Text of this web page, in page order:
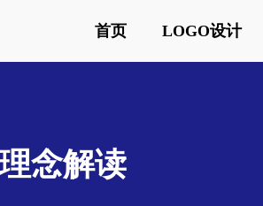
首页 LOGO设计
念解读